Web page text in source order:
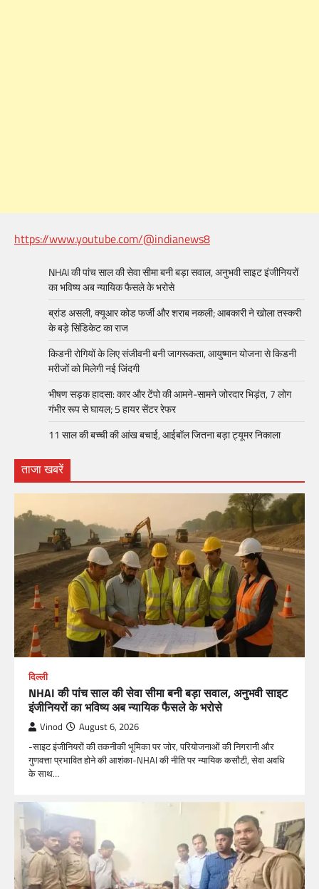
https://www.youtube.com/@indianews8
NHAI की पांच साल की सेवा सीमा बनी बड़ा सवाल, अनुभवी साइट इंजीनियरों
का भविष्य अब न्यायिक फैसले के भरोसे
ब्रांड असली, क्यूआर कोड फर्जी और शराब नकली; आबकारी ने खोला तस्करी
के बड़े सिंडिकेट का राज
किडनी रोगियों के लिए संजीवनी बनी जागरूकता, आयुष्मान योजना से किडनी
मरीजों को मिलेगी नई जिंदगी
भीषण सड़क हादसा: कार और टेंपो की आमने-सामने जोरदार भिड़ंत, 7 लोग
गंभीर रूप से घायल; 5 हायर सेंटर रेफर​
11 साल की बच्ची की आंख बचाई, आईबॉल जितना बड़ा ट्यूमर निकाला
ताजा खबरें
दिल्ली
NHAI की पांच साल की सेवा सीमा बनी बड़ा सवाल, अनुभवी साइट
इंजीनियरों का भविष्य अब न्यायिक फैसले के भरोसे
Vinod August 6, 2026
-साइट इंजीनियरों की तकनीकी भूमिका पर जोर, परियोजनाओं की निगरानी और
गुणवत्ता प्रभावित होने की आशंका-NHAI की नीति पर न्यायिक कसौटी, सेवा अवधि
के साथ…